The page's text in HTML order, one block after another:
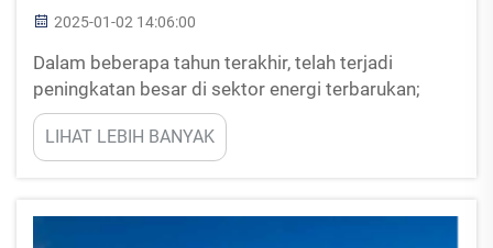
2025-01-02 14:06:00
Dalam beberapa tahun terakhir, telah terjadi
peningkatan besar di sektor energi terbarukan;
khususnya, telah terjadi kemajuan signifikan dalam
teknologi yang terkait dengan inverter. Inverter
penting karena mengubah arus searah (DC) yang ...
LIHAT LEBIH BANYAK